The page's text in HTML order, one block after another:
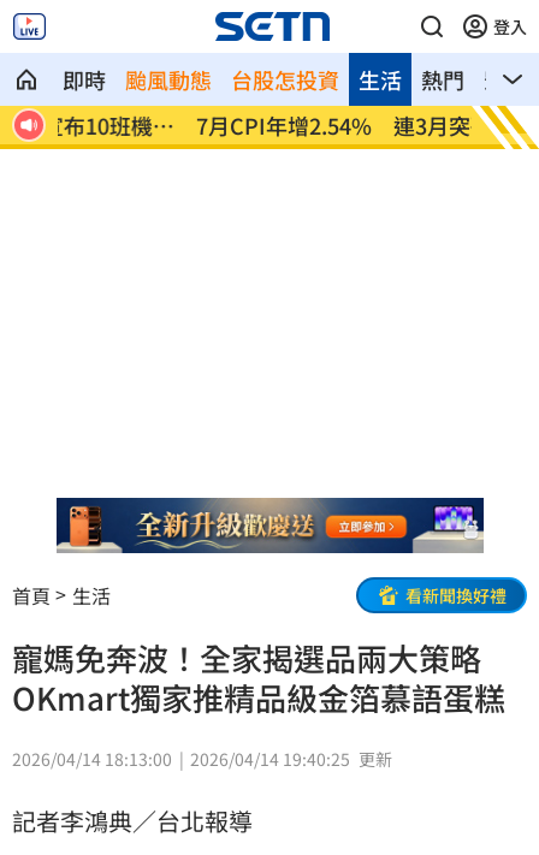
登入
即時 颱風動態 台股怎投資 熱門 影音
生活
異
7月CPI年增2.54% 連3月突破通膨警戒
線
金鐘
毯
首頁 生活 看新聞換好禮
寵媽免奔波！全家揭選品兩大策略
OKmart獨家推精品級金箔慕語蛋糕
2026/04/14 18:13:00 2026/04/14 19:40:25 更新
記者李鴻典／台北報導